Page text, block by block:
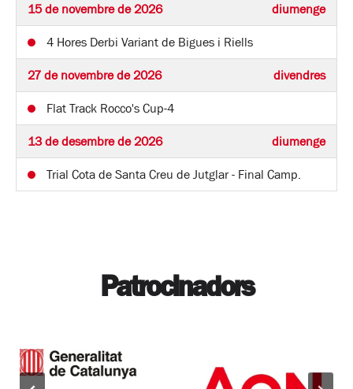
15 de novembre de 2026 diumenge
4 Hores Derbi Variant de Bigues i Riells
27 de novembre de 2026 divendres
Flat Track Rocco's Cup-4
13 de desembre de 2026 diumenge
Trial Cota de Santa Creu de Jutglar - Final Camp.
Patrocinadors